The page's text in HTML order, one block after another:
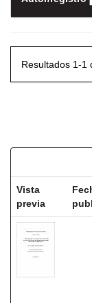
Resultados 1-1
Vista
previa